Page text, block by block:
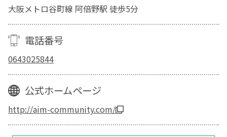
大阪メトロ谷町線 阿倍野駅 徒歩5分
電話番号
0643025844
公式ホームページ
http://aim-community.com/